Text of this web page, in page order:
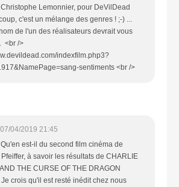
Lemonnier, pour DeVilDead
c'est un mélange des genres ! ;-) ...
de l'un des réalisateurs devrait vous
<br />
indexfilm.php3?
sentiments <br />
07/04/2019 21:45
est-il du second film cinéma de
à savoir les résultats de CHARLIE
THE CURSE OF THE DRAGON
crois qu'il est resté inédit chez nous